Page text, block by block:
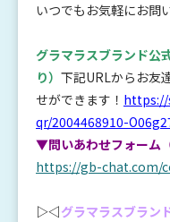
いつでもお気軽にお問
グラマラスブランド公
り） 下記URLからお友
せができます！
qr/2004468910-
▼問いあわせフォーム
https://gb-chat.com/
▷◁グラマラスブラン